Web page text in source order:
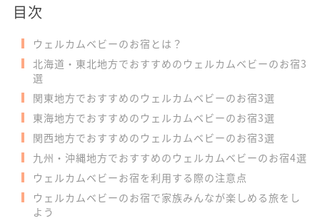
目次
ウェルカムベビーのお宿とは？
北海道・東北地方でおすすめのウェルカムベビーのお宿3
選
関東地方でおすすめのウェルカムベビーのお宿3選
東海地方でおすすめのウェルカムベビーのお宿3選
関西地方でおすすめのウェルカムベビーのお宿3選
九州・沖縄地方でおすすめのウェルカムベビーのお宿4選
ウェルカムベビーお宿を利用する際の注意点
ウェルカムベビーのお宿で家族みんなが楽しめる旅をし
よう